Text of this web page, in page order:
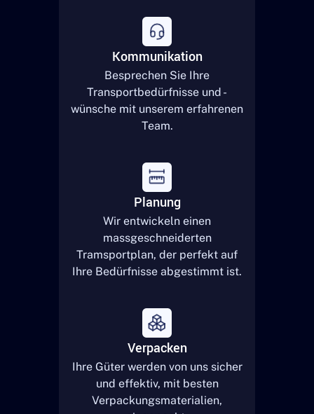
Kommunikation
Besprechen Sie Ihre
Transportbedürfnisse und -
wünsche mit unserem erfahrenen
Team.
Planung
Wir entwickeln einen
massgeschneiderten
Tramsportplan, der perfekt auf
Ihre Bedürfnisse abgestimmt ist.
Verpacken
Ihre Güter werden von uns sicher
und effektiv, mit besten
Verpackungsmaterialien,